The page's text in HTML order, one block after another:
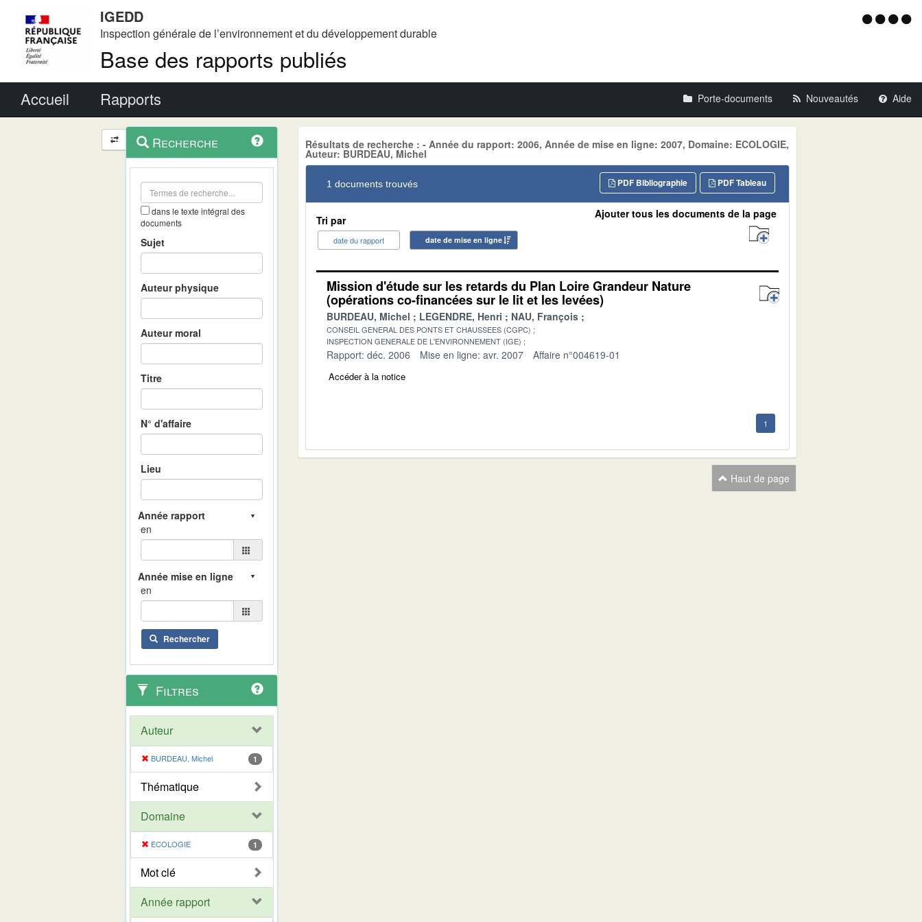
IGEDD
Inspection générale de l’environnement et du développement durable
Base des rapports publiés
Menu
Accueil Rapports Porte-documents Nouveautés Aide
Navigation
et
outils
contextuel
Recherche
dans le texte intégral des
documents
Sujet
Auteur physique
Auteur moral
Titre
N° d'affaire
Lieu
en
en
Rechercher
Filtres
Auteur
BURDEAU, Michel 1
Thématique
Domaine
ECOLOGIE 1
Mot clé
Année rapport
Résultats de recherche : - Année du rapport: 2006, Année de mise en ligne: 2007, Domaine: ECOLOGIE,
Auteur: BURDEAU, Michel
1 documents trouvés PDF Tableau
PDF Bibliographie
Tri par
date du rapport date de mise en ligne
Ajouter tous les documents de la page
Mission d'étude sur les retards du Plan Loire Grandeur Nature
(opérations co-financées sur le lit et les levées)
BURDEAU, Michel LEGENDRE, Henri NAU, François
CONSEIL GENERAL DES PONTS ET CHAUSSEES (CGPC)
INSPECTION GENERALE DE L'ENVIRONNEMENT (IGE)
Rapport: déc. 2006 Mise en ligne: avr. 2007 Affaire n°004619-01
Accéder à la notice
1
Haut de page